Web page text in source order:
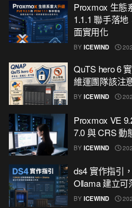
Proxmox 生態
1.1.1 聯手落
面實用化
BY ICEWIND
QuTS hero 6
維運團隊該注
BY ICEWIND
Proxmox VE
7.0 與 CRS 動
BY ICEWIND
ds4 實作指引
Ollama 建立
BY ICEWIND